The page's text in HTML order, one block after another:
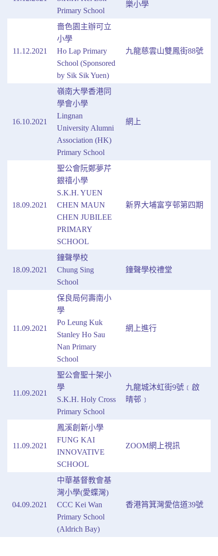
Primary School
樂小學
11.12.2021
嗇色園主辦可立
小學
Ho Lap Primary
School (Sponsored
by Sik Sik Yuen)
九龍慈雲山雙鳳街88號
16.10.2021
嶺南大學香港同
學會小學
Lingnan
University Alumni
Association (HK)
Primary School
網上
18.09.2021
聖公會阮鄭夢芹
銀禧小學
S.K.H. YUEN
CHEN MAUN
CHEN JUBILEE
PRIMARY
SCHOOL
新界大埔富亨邨第四期
18.09.2021
鐘聲學校
Chung Sing
School
鐘聲學校禮堂
11.09.2021
保良局何壽南小
學
Po Leung Kuk
Stanley Ho Sau
Nan Primary
School
網上進行
11.09.2021
聖公會聖十架小
學
S.K.H. Holy Cross
Primary School
九龍城沐虹街9號﹝啟
晴邨﹞
11.09.2021
鳳溪創新小學
FUNG KAI
INNOVATIVE
SCHOOL
ZOOM網上視訊
04.09.2021
中華基督教會基
灣小學(愛蝶灣)
CCC Kei Wan
Primary School
(Aldrich Bay)
香港筲箕灣愛信道39號